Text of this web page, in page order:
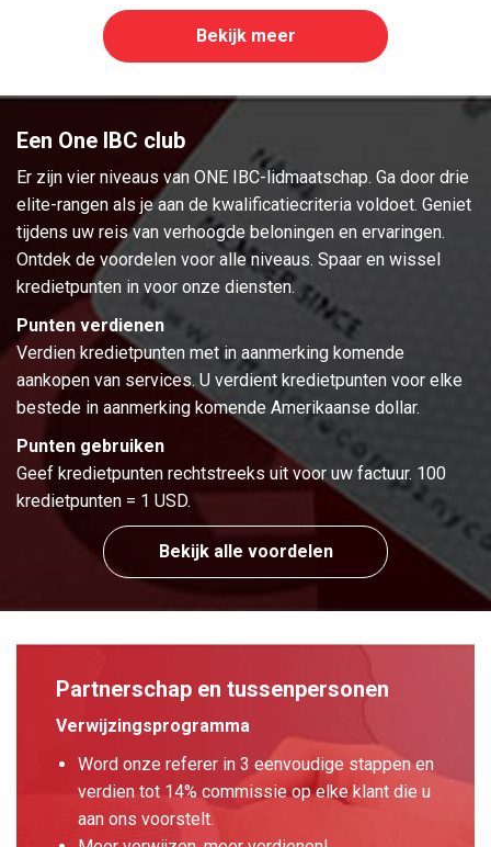
Bekijk meer
Een One IBC club
Er zijn vier niveaus van ONE IBC-lidmaatschap. Ga door drie
elite-rangen als je aan de kwalificatiecriteria voldoet. Geniet
tijdens uw reis van verhoogde beloningen en ervaringen.
Ontdek de voordelen voor alle niveaus. Spaar en wissel
kredietpunten in voor onze diensten.
Punten verdienen
Verdien kredietpunten met in aanmerking komende
aankopen van services. U verdient kredietpunten voor elke
bestede in aanmerking komende Amerikaanse dollar.
Punten gebruiken
Geef kredietpunten rechtstreeks uit voor uw factuur. 100
kredietpunten = 1 USD.
Bekijk alle voordelen
Partnerschap en tussenpersonen
Verwijzingsprogramma
Word onze referer in 3 eenvoudige stappen en
verdien tot 14% commissie op elke klant die u
aan ons voorstelt.